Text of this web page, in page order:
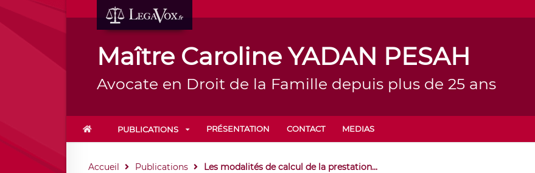
Maître Caroline YADAN PESAH
Avocate en Droit de la Famille depuis plus de 25 ans
PUBLICATIONS PRÉSENTATION CONTACT MEDIAS
Accueil Publications Les modalités de calcul de la prestation...